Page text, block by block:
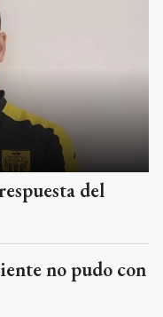
del
no pudo con